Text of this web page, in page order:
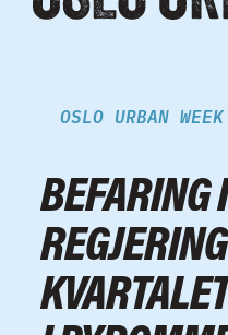
OSLO URBAN
BEFARING I